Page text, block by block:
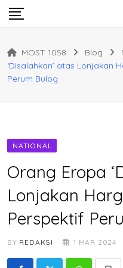
Skip
MOST 1058 Blog
‘Disalahkan’ atas Lonjakan
Perum Bulog
NATIONAL
Orang Eropa
Lonjakan
Perspektif
BY REDAKSI 1 MAR 2024